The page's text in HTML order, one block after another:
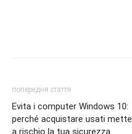
попередня стаття
Evita i computer Windows 10:
perché acquistare usati mette
a rischio la tua sicurezza